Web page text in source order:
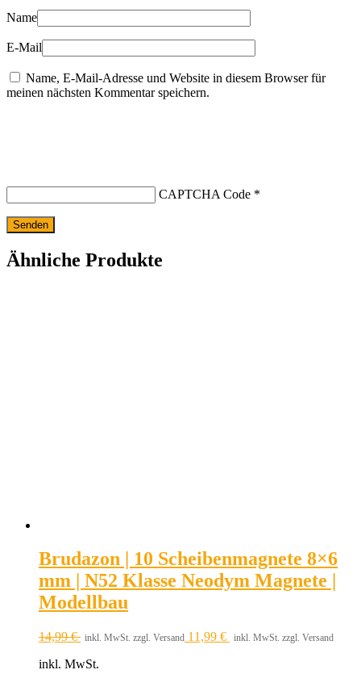
Name
E-Mail
Name, E-Mail-Adresse und Website in diesem Browser für
meinen nächsten Kommentar speichern.
CAPTCHA Code *
Ähnliche Produkte
Brudazon | 10 Scheibenmagnete 8×6
mm | N52 Klasse Neodym Magnete |
Modellbau
14,99€ inkl. MwSt. zzgl. Versand 11,99 € inkl. MwSt. zzgl. Versand
inkl. MwSt.